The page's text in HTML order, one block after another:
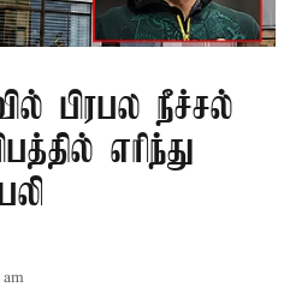
பிரபல நீச்சல்
எரிந்து